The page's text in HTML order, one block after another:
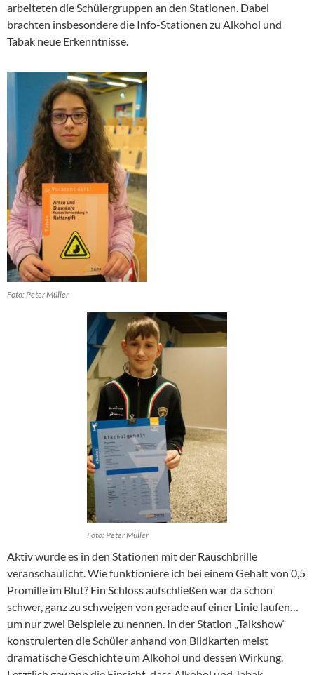
arbeiteten die Schülergruppen an den Stationen. Dabei
brachten insbesondere die Info-Stationen zu Alkohol und
Tabak neue Erkenntnisse.
Foto: Peter Müller
Foto: Peter Müller
Aktiv wurde es in den Stationen mit der Rauschbrille
veranschaulicht. Wie funktioniere ich bei einem Gehalt von 0,5
Promille im Blut? Ein Schloss aufschließen war da schon
schwer, ganz zu schweigen von gerade auf einer Linie laufen…
um nur zwei Beispiele zu nennen. In der Station „Talkshow“
konstruierten die Schüler anhand von Bildkarten meist
dramatische Geschichte um Alkohol und dessen Wirkung.